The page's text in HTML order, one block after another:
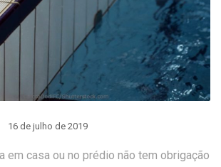
16 de julho de 2019
em casa ou no prédio não tem obrigação